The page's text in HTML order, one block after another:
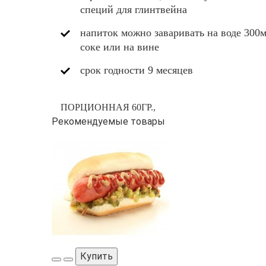
специй для глинтвейна
напиток можно заваривать на воде
соке или на вине
срок годности 9 месяцев
ПОРЦИОННАЯ 60ГР.,
Рекомендуемые товары
Купить